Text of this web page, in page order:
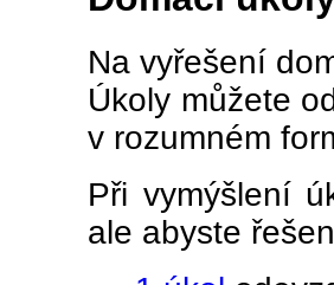
Na vyřešení
Úkoly můžete
v rozumném
Při vymýšlení
ale abyste